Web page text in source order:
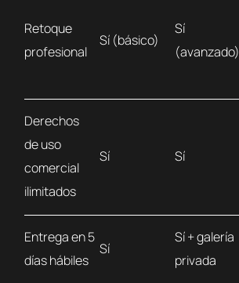
Retoque
profesional
Sí (básico)
Sí
(avanzado)
Derechos
de uso
comercial
ilimitados
Sí Sí
Entrega en 5
días hábiles
Sí
Sí + galería
privada